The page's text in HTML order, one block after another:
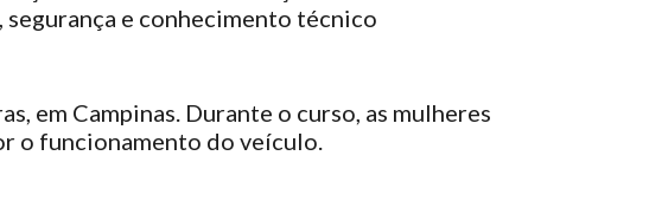
e conhecimento técnico
em Campinas. Durante o curso, as mulheres
o funcionamento do veículo.